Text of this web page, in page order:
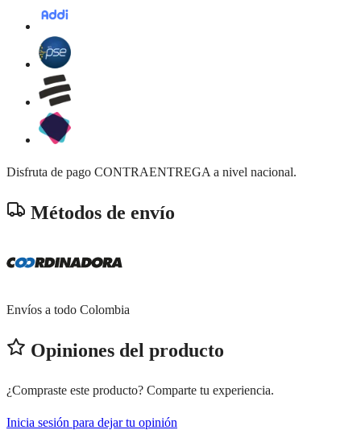
Disfruta de pago CONTRAENTREGA a nivel nacional.
Métodos de envío
Envíos a todo Colombia
Opiniones del producto
¿Compraste este producto? Comparte tu experiencia.
Inicia sesión para dejar tu opinión